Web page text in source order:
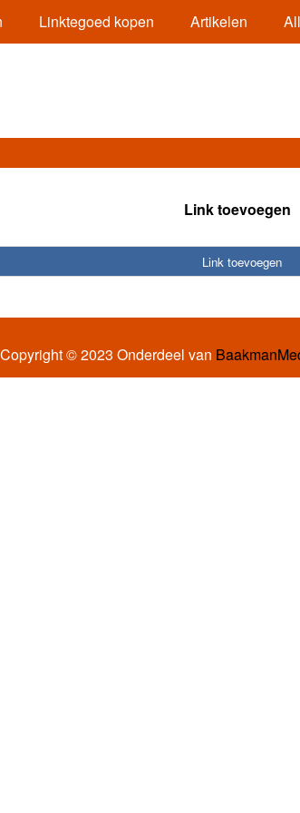
Linktegoed kopen Artikelen
Link toevoegen
Link toevoegen
Copyright © 2023 Onderdeel van